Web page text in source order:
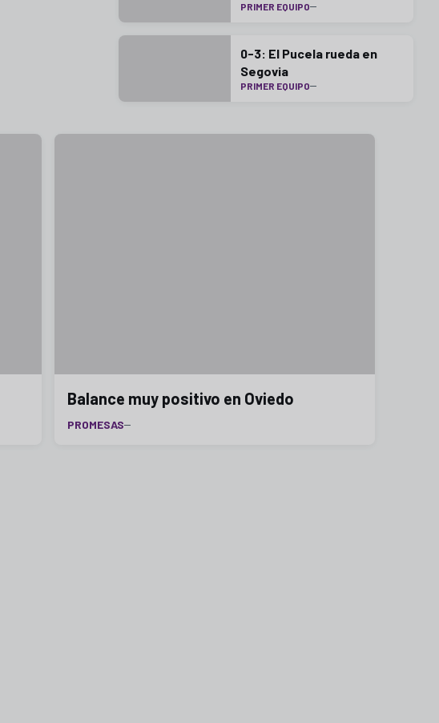
PRIMER EQUIPO
0-3: El Pucela rueda en
Segovia
PRIMER EQUIPO
Balance muy positivo en Oviedo
PROMESAS